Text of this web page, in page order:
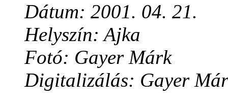
Dátum: 2001. 04. 21.
Helyszín: Ajka
Fotó: Gayer Márk
Digitalizálás: Gayer